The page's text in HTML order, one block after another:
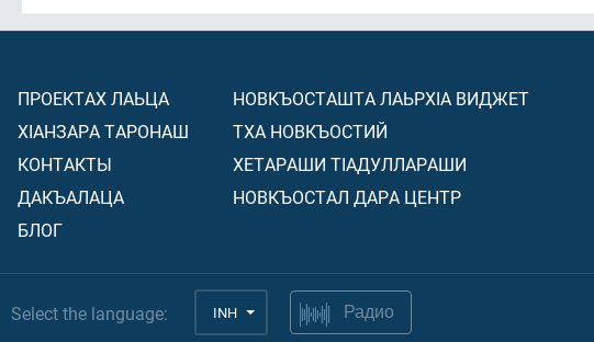
ПРОЕКТАХ ЛАЬЦА
ХIАНЗАРА ТАРОНАШ
КОНТАКТЫ
ДАКЪАЛАЦА
БЛОГ
НОВКЪОСТАШТА ЛАЬРХIА ВИДЖЕТ
ТХА НОВКЪОСТИЙ
ХЕТАРАШИ ТIАДУЛЛАРАШИ
НОВКЪОСТАЛ ДАРА ЦЕНТР
Select the language: INH Радио